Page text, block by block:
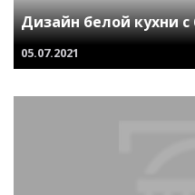
Дизайн белой кухни
05.07.2021